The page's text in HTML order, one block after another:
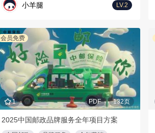
小羊腿 LV.2
会员免费
1 PDF 132页
2025中国邮政品牌服务全年项目方案